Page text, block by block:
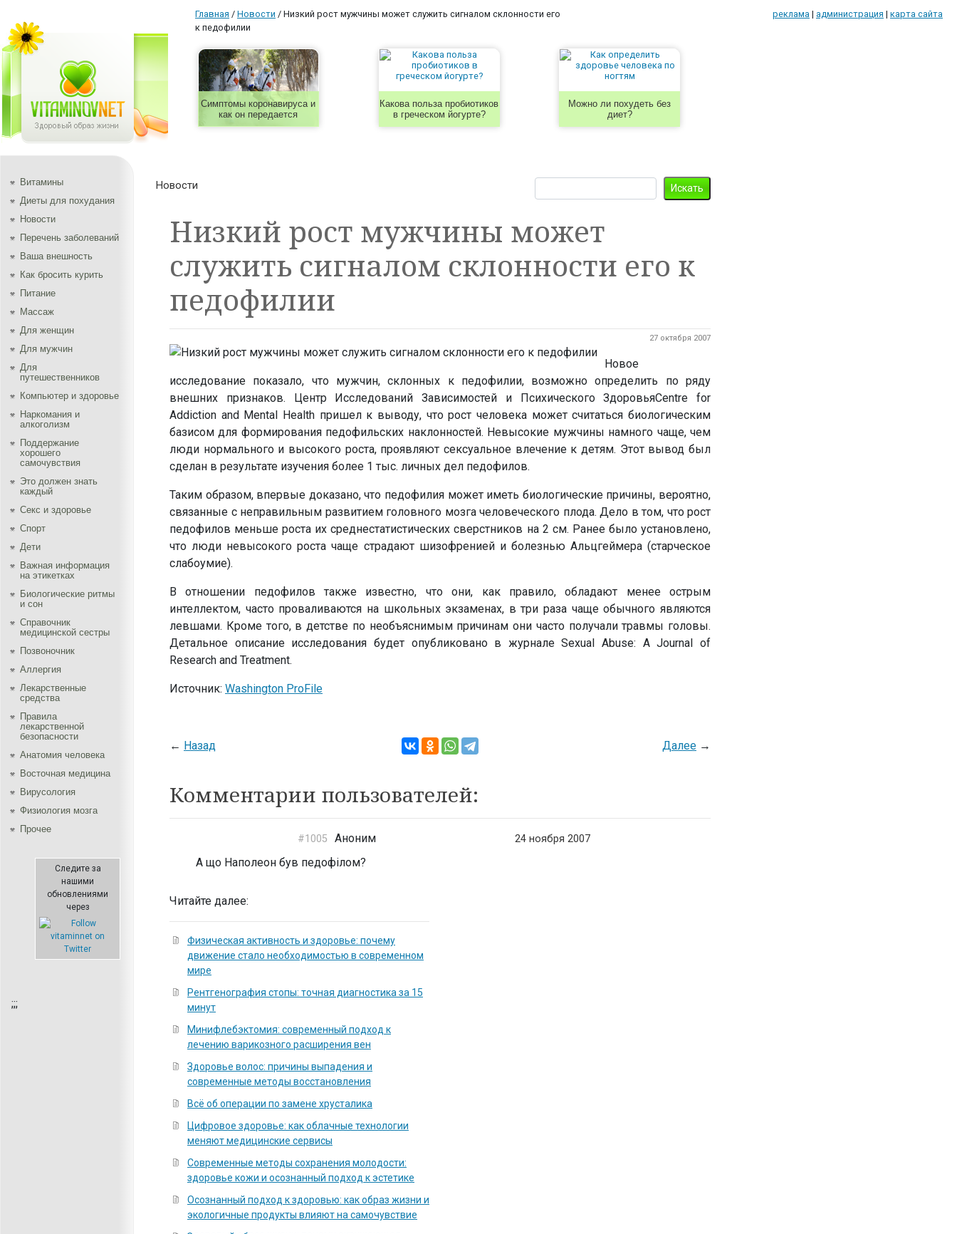
Главная / Новости / Низкий рост мужчины может служить сигналом склонности его
к педофилии
реклама | администрация | карта сайта
Симптомы коронавируса и
как он передается
Какова польза пробиотиков
в греческом йогурте?
Можно ли похудеть без
диет?
Витамины
Диеты для похудания
Новости
Перечень заболеваний
Ваша внешность
Как бросить курить
Питание
Массаж
Для женщин
Для мужчин
Для
путешественников
Компьютер и здоровье
Наркомания и
алкоголизм
Поддержание
хорошего
самочувствия
Это должен знать
каждый
Секс и здоровье
Спорт
Дети
Важная информация
на этикетках
Биологические ритмы
и сон
Справочник
медицинской сестры
Позвоночник
Аллергия
Лекарственные
средства
Правила
лекарственной
безопасности
Aнатомия человека
Восточная медицина
Вирусология
Физиология мозга
Прочее
Следите за
нашими
обновлениями
через
;;;
Новости
Низкий рост мужчины может
служить сигналом склонности его к
педофилии
27 октября 2007
Новое
исследование показало, что мужчин, склонных к педофилии, возможно определить по ряду
внешних признаков. Центр Исследований Зависимостей и Психического ЗдоровьяCentre for
Addiction and Mental Health пришел к выводу, что рост человека может считаться биологическим
базисом для формирования педофильских наклонностей. Невысокие мужчины намного чаще, чем
люди нормального и высокого роста, проявляют сексуальное влечение к детям. Этот вывод был
сделан в результате изучения более 1 тыс. личных дел педофилов.
Таким образом, впервые доказано, что педофилия может иметь биологические причины, вероятно,
связанные с неправильным развитием головного мозга человеческого плода. Дело в том, что рост
педофилов меньше роста их среднестатистических сверстников на 2 см. Ранее было установлено,
что люди невысокого роста чаще страдают шизофренией и болезнью Альцгеймера (старческое
слабоумие).
В отношении педофилов также известно, что они, как правило, обладают менее острым
интеллектом, часто проваливаются на школьных экзаменах, в три раза чаще обычного являются
левшами. Кроме того, в детстве по необъяснимым причинам они часто получали травмы головы.
Детальное описание исследования будет опубликовано в журнале Sexual Abuse: A Journal of
Research and Treatment.
Источник: Washington ProFile
← Назад Далее→
Комментарии пользователей:
#1005 Аноним 24 ноября 2007
А що Наполеон був педофілом?
Читайте далее:
Физическая активность и здоровье: почему
движение стало необходимостью в современном
мире
Рентгенография стопы: точная диагностика за 15
минут
Минифлебэктомия: современный подход к
лечению варикозного расширения вен
Здоровье волос: причины выпадения и
современные методы восстановления
Всё об операции по замене хрусталика
Цифровое здоровье: как облачные технологии
меняют медицинские сервисы
Современные методы сохранения молодости:
здоровье кожи и осознанный подход к эстетике
Осознанный подход к здоровью: как образ жизни и
экологичные продукты влияют на самочувствие